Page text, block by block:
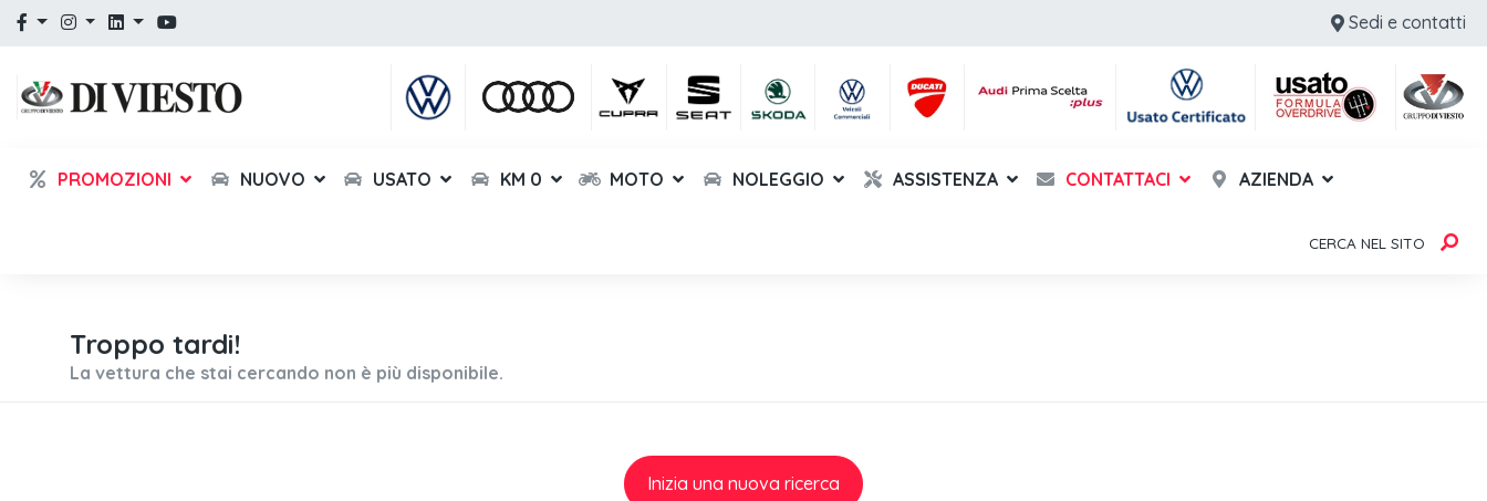
Sedi e contatti
PROMOZIONI NUOVO USATO KM 0 MOTO NOLEGGIO ASSISTENZA CONTATTACI AZIENDA
CERCA NEL SITO
Troppo tardi!
La vettura che stai cercando non è più disponibile.
Inizia una nuova ricerca